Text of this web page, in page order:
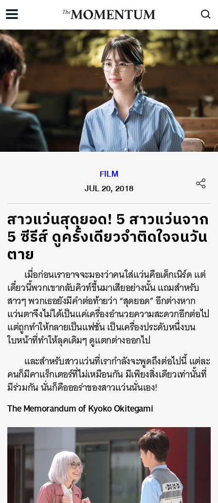
FILM
JUL 20, 2018
สาวแว่นสุดยอด! 5 สาวแว่นจาก
5 ซีรีส์ ดูครั้งเดียวจำติดใจจนวัน
ตาย
เมื่อก่อนเราอาจจะมองว่าคนใส่แว่นคือเด็กเนิร์ด แต่
เดี๋ยวนี้พวกเขากลับคิวท์ขึ้นมาเสียอย่างนั้น แถมสำหรับ
สาวๆ พวกเธอยังมีคำต่อท้ายว่า “สุดยอด” อีกต่างหาก
แว่นตาจึงไม่ได้เป็นแค่เครื่องอำนวยความสะดวกอีกต่อไป
แต่ถูกทำให้กลายเป็นแฟชั่น เป็นเครื่องประดับหนึ่งบน
ใบหน้าที่ทำให้ลุคเดิมๆ ดูแตกต่างออกไป
และสำหรับสาวแว่นที่เรากำลังจะพูดถึงต่อไปนี้ แต่ละ
คนก็มีคาแร็กเตอร์ที่ไม่เหมือนกัน มีเพียงสิ่งเดียวเท่านั้นที่
มีร่วมกัน นั่นก็คือออร่าของสาวแว่นนั่นเอง!
The Memorandum of Kyoko Okitegami